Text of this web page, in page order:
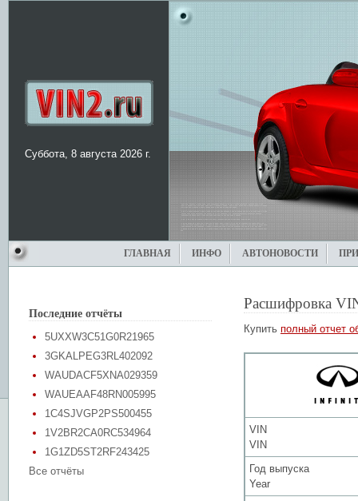
Суббота, 8 августа 2026 г.
ГЛАВНАЯ ИНФО АВТОНОВОСТИ
Последние отчёты
5UXXW3C51G0R21965
3GKALPEG3RL402092
WAUDACF5XNA029359
WAUEAAF48RN005995
1C4SJVGP2PS500455
1V2BR2CA0RC534964
1G1ZD5ST2RF243425
Все отчёты
Расшифровка
Купить полный отчет
VIN
VIN
Год выпуска
Year